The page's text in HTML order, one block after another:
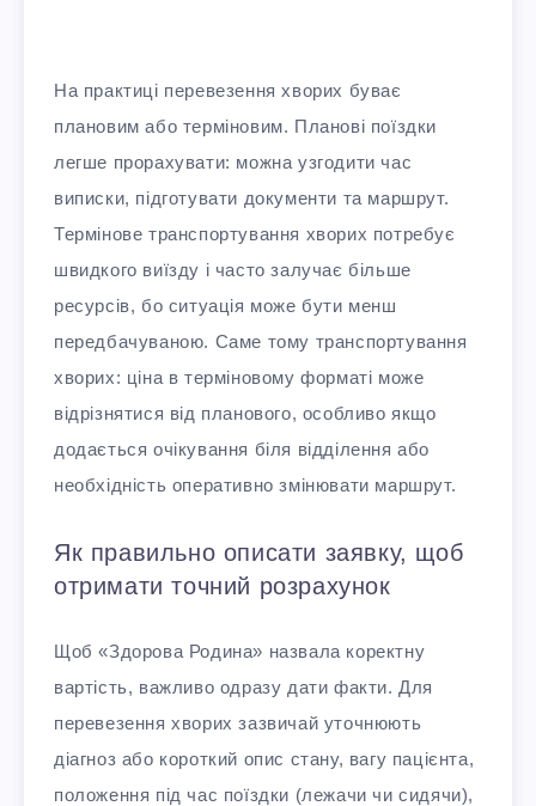
На практиці перевезення хворих буває
плановим або терміновим. Планові поїздки
легше прорахувати: можна узгодити час
виписки, підготувати документи та маршрут.
Термінове транспортування хворих потребує
швидкого виїзду і часто залучає більше
ресурсів, бо ситуація може бути менш
передбачуваною. Саме тому транспортування
хворих: ціна в терміновому форматі може
відрізнятися від планового, особливо якщо
додається очікування біля відділення або
необхідність оперативно змінювати маршрут.
Як правильно описати заявку, щоб
отримати точний розрахунок
Щоб «Здорова Родина» назвала коректну
вартість, важливо одразу дати факти. Для
перевезення хворих зазвичай уточнюють
діагноз або короткий опис стану, вагу пацієнта,
положення під час поїздки (лежачи чи сидячи),